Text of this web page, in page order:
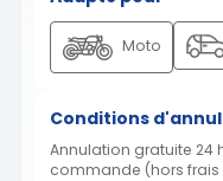
Moto
Conditions
Annulation gratuite 24
commande (hors frais